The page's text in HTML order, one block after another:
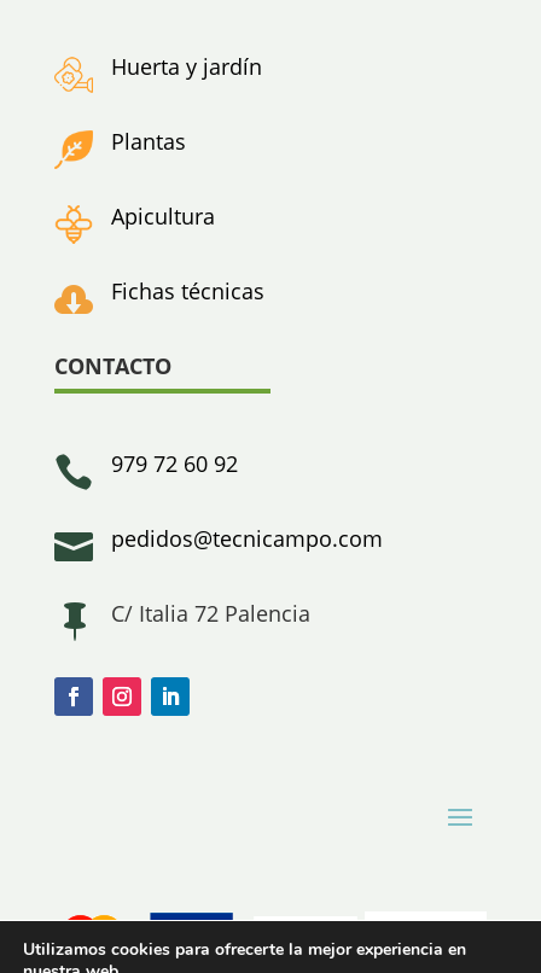
Huerta y jardín
Plantas
Apicultura
 Fichas técnicas
CONTACTO
 979 72 60 92
 pedidos@tecnicampo.com
 C/ Italia 72 Palencia
Utilizamos cookies para ofrecerte la mejor experiencia en